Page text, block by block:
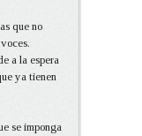
que no
a la espera
ya tienen
se imponga